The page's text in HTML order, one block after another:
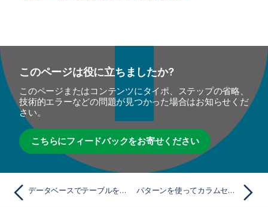
このページは役に立ちましたか?
このページまたはコンテンツにタイポ、ステップの省略、
技術的エラーなどの問題が見つかった場合はお知らせくだ
さい。
こちらにフィードバックをお寄せください
データベースでテーブルを分析 パターンを使ってカラムセット分析を作成